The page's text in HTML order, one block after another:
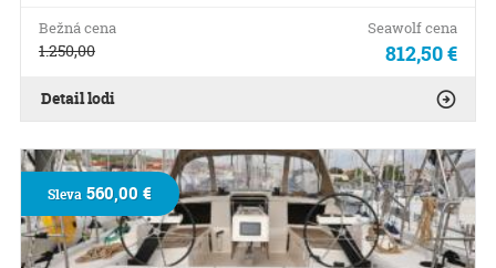
Bežná cena
1.250,00
Seawolf cena
812,50 €
Detail lodi
Sleva560,00 €